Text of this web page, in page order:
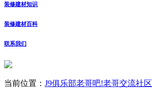
装修建材知识
装修建材百科
联系我们
当前位置： J9俱乐部老哥吧!老哥交流社区